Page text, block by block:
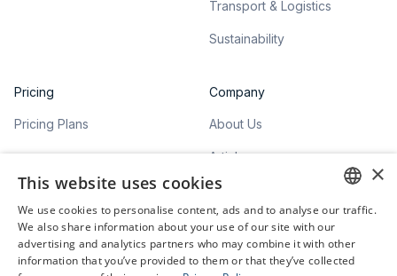
Transport & Logistics
Sustainability
Pricing
Pricing Plans
Company
About Us
Articles
©2026meteoblue. All rights reserved.
GERMAN
×
This website uses cookies
We use cookies to personalise content, ads and to analyse our traffic.
We also share information about your use of our site with our
advertising and analytics partners who may combine it with other
information that you’ve provided to them or that they’ve collected